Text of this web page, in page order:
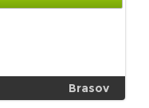
Brasov